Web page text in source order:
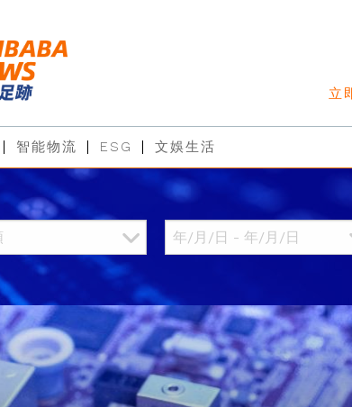
立
智能物流 ESG 文娛生活